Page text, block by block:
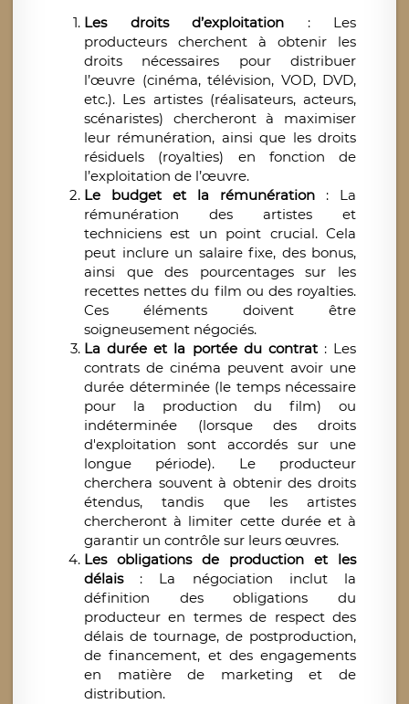
Les droits d’exploitation : Les
producteurs cherchent à obtenir les
droits nécessaires pour distribuer
l’œuvre (cinéma, télévision, VOD, DVD,
etc.). Les artistes (réalisateurs, acteurs,
scénaristes) chercheront à maximiser
leur rémunération, ainsi que les droits
résiduels (royalties) en fonction de
l’exploitation de l’œuvre.
Le budget et la rémunération : La
rémunération des artistes et
techniciens est un point crucial. Cela
peut inclure un salaire fixe, des bonus,
ainsi que des pourcentages sur les
recettes nettes du film ou des royalties.
Ces éléments doivent être
soigneusement négociés.
La durée et la portée du contrat: Les
contrats de cinéma peuvent avoir une
durée déterminée (le temps nécessaire
pour la production du film) ou
indéterminée (lorsque des droits
d'exploitation sont accordés sur une
longue période). Le producteur
cherchera souvent à obtenir des droits
étendus, tandis que les artistes
chercheront à limiter cette durée et à
garantir un contrôle sur leurs œuvres.
Les obligations de production et les
délais: La négociation inclut la
définition des obligations du
producteur en termes de respect des
délais de tournage, de postproduction,
de financement, et des engagements
en matière de marketing et de
distribution.